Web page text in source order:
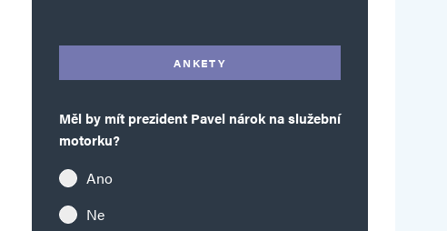
ANKETY
Měl by mít prezident Pavel nárok na služební
motorku?
Ano
Ne